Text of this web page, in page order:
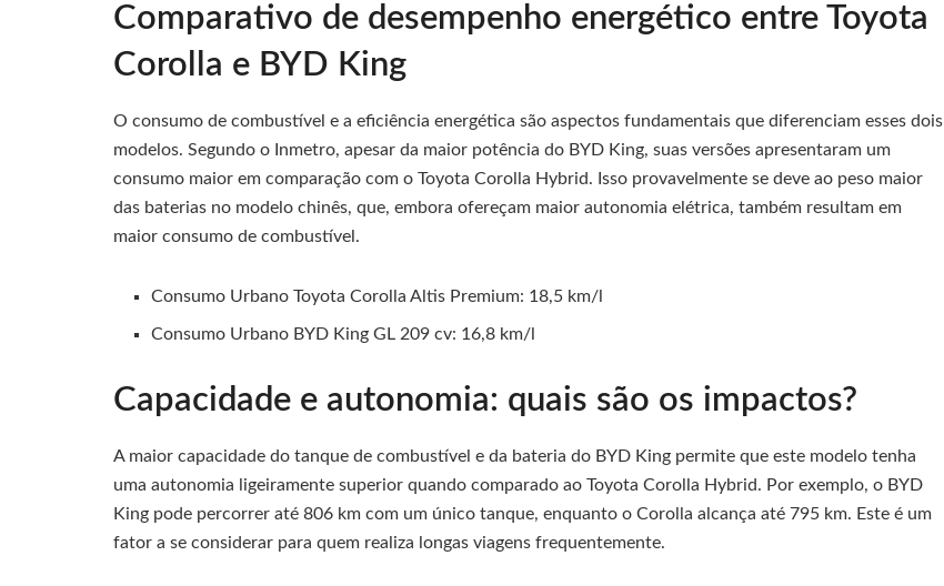
Comparativo de desempenho energético entre Toyota
Corolla e BYD King
O consumo de combustível e a eficiência energética são aspectos fundamentais que diferenciam esses dois
modelos. Segundo o Inmetro, apesar da maior potência do BYD King, suas versões apresentaram um
consumo maior em comparação com o Toyota Corolla Hybrid. Isso provavelmente se deve ao peso maior
das baterias no modelo chinês, que, embora ofereçam maior autonomia elétrica, também resultam em
maior consumo de combustível.
Consumo Urbano Toyota Corolla Altis Premium: 18,5 km/l
Consumo Urbano BYD King GL 209 cv: 16,8 km/l
Capacidade e autonomia: quais são os impactos?
A maior capacidade do tanque de combustível e da bateria do BYD King permite que este modelo tenha
uma autonomia ligeiramente superior quando comparado ao Toyota Corolla Hybrid. Por exemplo, o BYD
King pode percorrer até 806 km com um único tanque, enquanto o Corolla alcança até 795 km. Este é um
fator a se considerar para quem realiza longas viagens frequentemente.